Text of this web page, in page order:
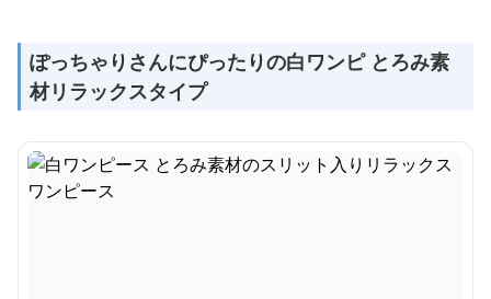
ぽっちゃりさんにぴったりの白ワンピ とろみ素
材リラックスタイプ